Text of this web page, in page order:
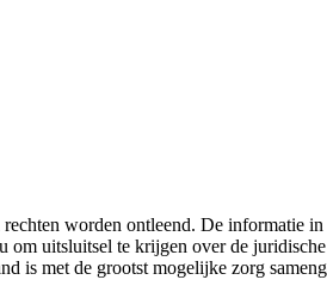
worden ontleend. De
om uitsluitsel te krijgen over de
is met de grootst mogelijke zorg